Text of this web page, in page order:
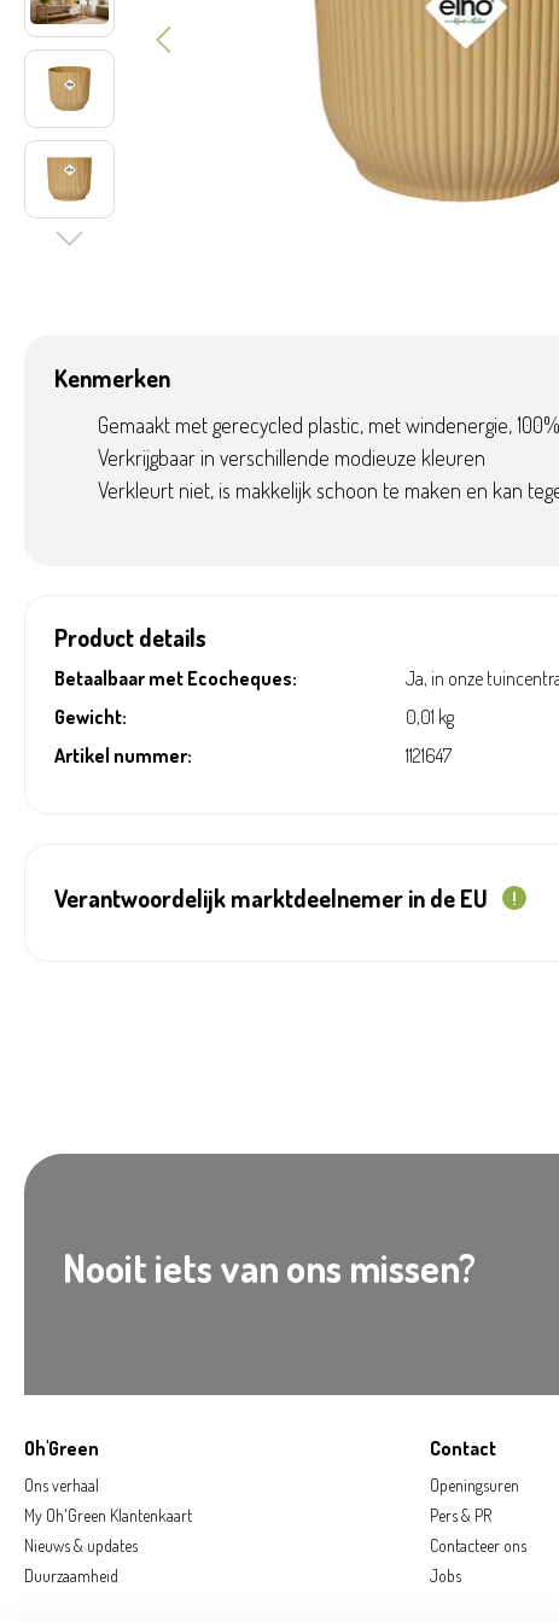
Kenmerken
Gemaakt met gerecycled plastic, met windenergie,
Verkrijgbaar in verschillende modieuze kleuren
Verkleurt niet, is makkelijk schoon te maken en kan
Product details
Betaalbaar met Ecocheques:
Ja, in onze
Gewicht:
0,01 kg
Artikel nummer:
1121647
Verantwoordelijk marktdeelnemer in de EU !
Nooit iets van ons missen?
Oh'Green
Ons verhaal
My Oh'Green Klantenkaart
Nieuws & updates
Duurzaamheid
Contact
Openingsuren
Pers & PR
Contacteer ons
Jobs